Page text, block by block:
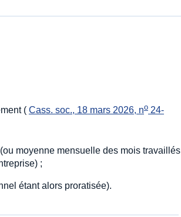
( Cass. soc., 18 mars 2026, no 24-
moyenne mensuelle des mois travaillés
;
étant alors proratisée).